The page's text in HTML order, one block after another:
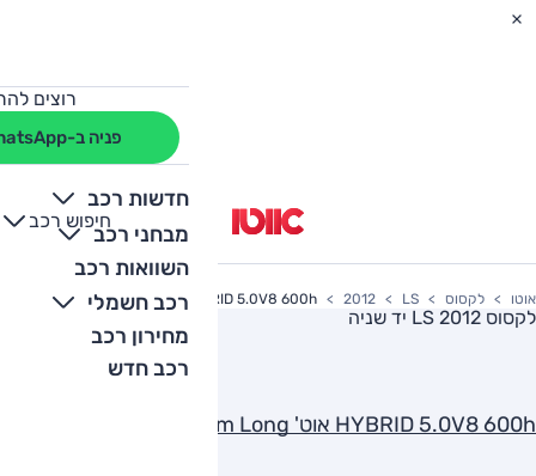
רוצים
פניה ב-WhatsApp
חדשות רכב
מבחני רכב
השוואות רכב
רכב חשמלי
מחירון רכב
רכב חדש
חיפוש רכב
+
-
אוטו לקסוס LS
2012 HYBRID 5.0V8 600h אוט' Premium Long
לקסוס LS 2012 יד שניה
HYBRID 5.0V8 600h אוט' Premium Long